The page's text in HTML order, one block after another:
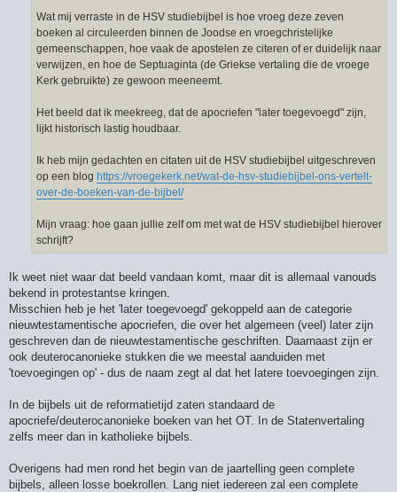
Wat mij verraste in de HSV studiebijbel is hoe vroeg deze zeven
boeken al circuleerden binnen de Joodse en vroegchristelijke
gemeenschappen, hoe vaak de apostelen ze citeren of er duidelijk naar
verwijzen, en hoe de Septuaginta (de Griekse vertaling die de vroege
Kerk gebruikte) ze gewoon meeneemt.
Het beeld dat ik meekreeg, dat de apocriefen "later toegevoegd" zijn,
lijkt historisch lastig houdbaar.
Ik heb mijn gedachten en citaten uit de HSV studiebijbel uitgeschreven
op een blog https://vroegekerk.net/wat-de-hsv-studiebijbel-ons-vertelt-
over-de-boeken-van-de-bijbel/
Mijn vraag: hoe gaan jullie zelf om met wat de HSV studiebijbel hierover
schrijft?
Ik weet niet waar dat beeld vandaan komt, maar dit is allemaal vanouds
bekend in protestantse kringen.
Misschien heb je het 'later toegevoegd' gekoppeld aan de categorie
nieuwtestamentische apocriefen, die over het algemeen (veel) later zijn
geschreven dan de nieuwtestamentische geschriften. Daarnaast zijn er
ook deuterocanonieke stukken die we meestal aanduiden met
'toevoegingen op' - dus de naam zegt al dat het latere toevoegingen zijn.
In de bijbels uit de reformatietijd zaten standaard de
apocriefe/deuterocanonieke boeken van het OT. In de Statenvertaling
zelfs meer dan in katholieke bijbels.
Overigens had men rond het begin van de jaartelling geen complete
bijbels, alleen losse boekrollen. Lang niet iedereen zal een complete